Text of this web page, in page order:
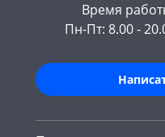
Время
Пн-Пт: 8.00 -